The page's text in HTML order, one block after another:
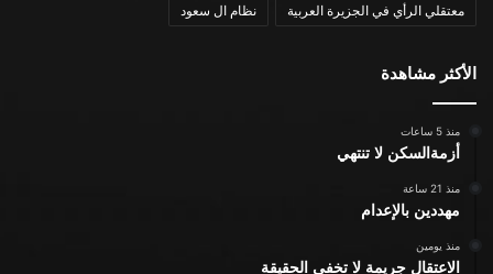
معتقلي الرأي في الجزيرة العربية نظام ال سعود
الأكثر مشاهدة
منذ 5 ساعات
أزمةالسكن لا تنتهي
منذ 21 ساعة
مهددين بالإعدام
منذ يومين
الاعتقال جريمة لا تخفي الحقيقة